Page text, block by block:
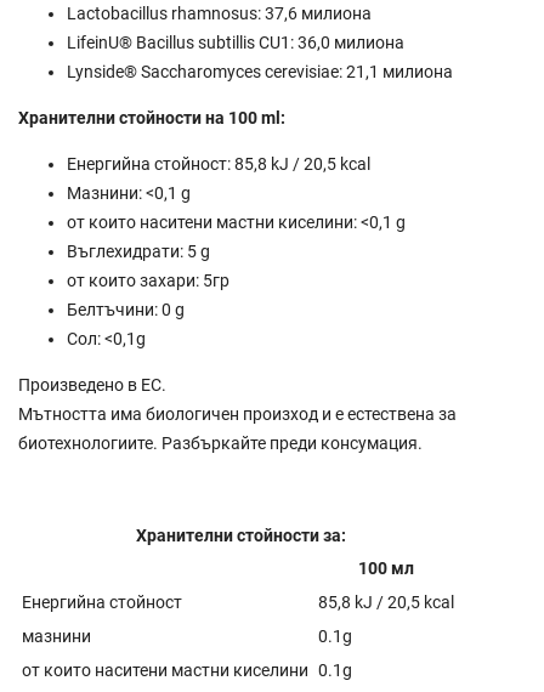
Lactobacillus rhamnosus: 37,6 милиона
LifeinU® Bacillus subtillis CU1: 36,0 милиона
Lynside® Saccharomyces cerevisiae: 21,1 милиона
Хранителни стойности на 100 ml:
Енергийна стойност: 85,8 kJ / 20,5 kcal
Мазнини: <0,1 g
от които наситени мастни киселини: <0,1 g
Въглехидрати: 5 g
от които захари: 5гр
Белтъчини: 0 g
Сол: <0,1g
Произведено в ЕС.
Мътността има биологичен произход и е естествена за
биотехнологиите. Разбъркайте преди консумация.
Хранителни стойности за:
100 мл
Енергийна стойност
85,8 kJ / 20,5 kcal
мазнини
0.1g
от които наситени мастни киселини 0.1g